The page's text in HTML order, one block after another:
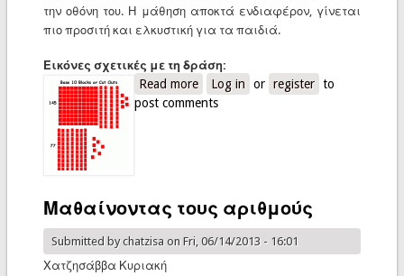
την οθόνη του. Η μάθηση αποκτά ενδιαφέρον, γίνεται
πιο προσιτή και ελκυστική για τα παιδιά.
Εικόνες σχετικές με τη δράση:
Read moreabout Σχηματίζοντας μεγέθη με
τα κυβάκια
Log in or register to
post comments
Μαθαίνοντας τους αριθμούς
Submitted bychatzisaon Fri, 06/14/2013 - 16:01
Χατζησάββα Κυριακή